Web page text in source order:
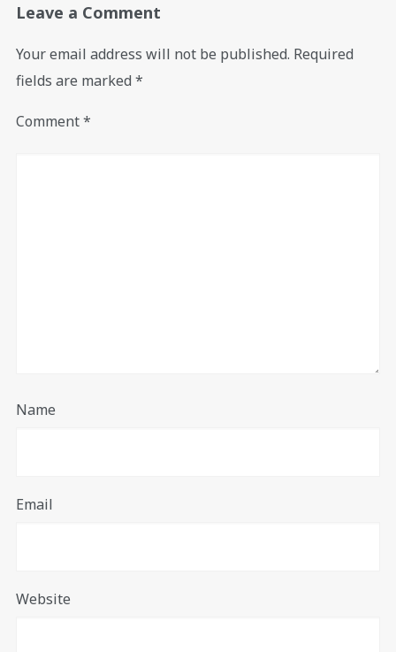
Leave a Comment
Your email address will not be published. Required
fields are marked *
Comment*
Name
Email
Website